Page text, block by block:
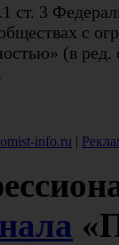
ст. 3
с
(в
info.ru |